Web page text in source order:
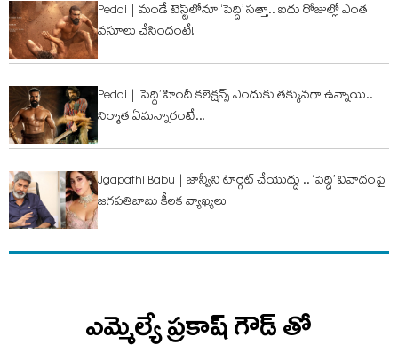
Peddi | మండే టెస్ట్‌లోనూ ‘పెద్ది’ సత్తా.. ఐదు రోజుల్లో ఎంత
వ‌సూలు చేసిందంటే!
Peddi | ‘పెద్ది’ హిందీ కలెక్షన్స్ ఎందుకు త‌క్కువ‌గా ఉన్నాయి..
నిర్మాత ఏమ‌న్నారంటే..!
Jgapathi Babu | జాన్వీని టార్గెట్ చేయొద్దు .. ‘పెద్ది’ వివాదంపై
జగపతిబాబు కీలక వ్యాఖ్యలు
ఎమ్మెల్యే ప్రకాష్ గౌడ్ తో